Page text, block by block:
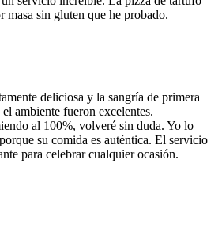
masa sin gluten que he probado.
deliciosa y la sangría de primera
ambiente fueron excelentes.
al 100%, volveré sin duda. Yo lo
su comida es auténtica. El servicio
para celebrar cualquier ocasión.